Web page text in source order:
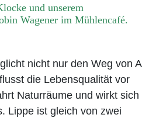
und unserem
Wagener im Mühlencafé.
nicht nur den Weg von A
die Lebensqualität vor
Naturräume und wirkt sich
Lippe ist gleich von zwei